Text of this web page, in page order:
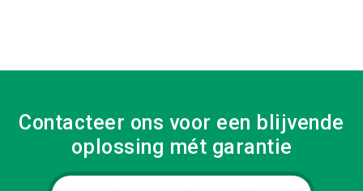
Contacteer ons voor een blijvende
oplossing mét garantie